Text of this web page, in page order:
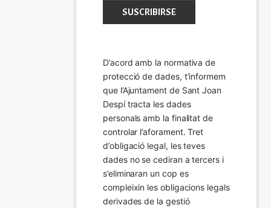
D’acord amb la normativa de
protecció de dades, t’informem
que l’Ajuntament de Sant Joan
Despí tracta les dades
personals amb la finalitat de
controlar l’aforament. Tret
d’obligació legal, les teves
dades no se cediran a tercers i
s’eliminaran un cop es
compleixin les obligacions legals
derivades de la gestió